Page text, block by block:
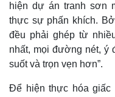
hiện dự án tranh sơn
thực sự phấn khích.
đều phải ghép từ
nhất, mọi đường nét, ý
suốt và trọn vẹn hơn”.
Để hiện thực hóa giấc